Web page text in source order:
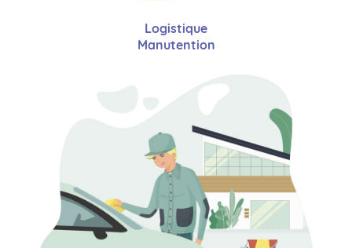
Logistique
Manutention